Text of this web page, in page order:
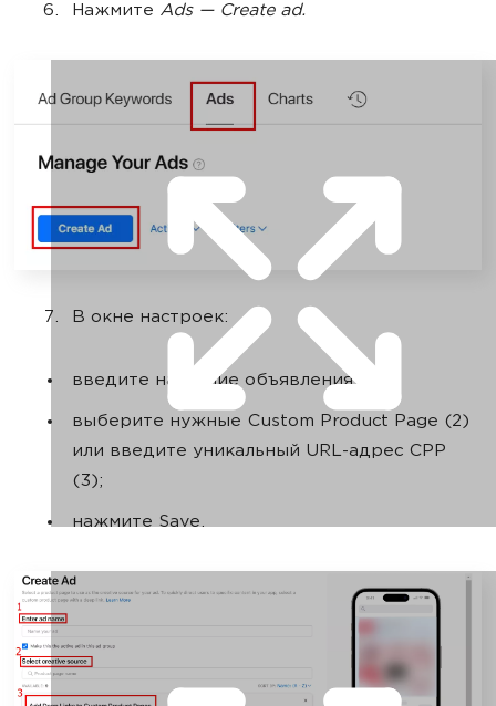
Нажмите Ads — Create ad.
В окне настроек:
введите название объявления;
выберите нужные Custom Product Page (2)
или введите уникальный URL-адрес CPP
(3);
нажмите Save.